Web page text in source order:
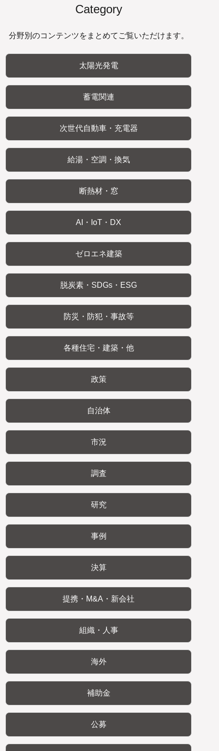
Category
分野別のコンテンツをまとめてご覧いただけます。
太陽光発電
蓄電関連
次世代自動車・充電器
給湯・空調・換気
断熱材・窓
AI・IoT・DX
ゼロエネ建築
脱炭素・SDGs・ESG
防災・防犯・事故等
各種住宅・建築・他
政策
自治体
市況
調査
研究
事例
決算
提携・M&A・新会社
組織・人事
海外
補助金
公募